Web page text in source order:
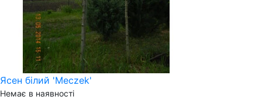
Ясен білий 'Meczek'
Немає в наявності